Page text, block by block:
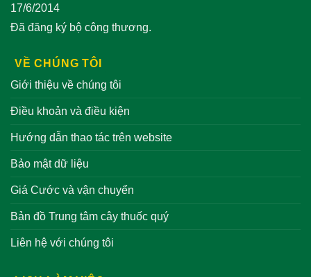
17/6/2014
Đã đăng ký bộ công thương.
VỀ CHÚNG TÔI
Giới thiệu về chúng tôi
Điều khoản và điều kiện
Hướng dẫn thao tác trên website
Bảo mật dữ liệu
Giá Cước và vận chuyển
Bản đồ Trung tâm cây thuốc quý
Liên hệ với chúng tôi